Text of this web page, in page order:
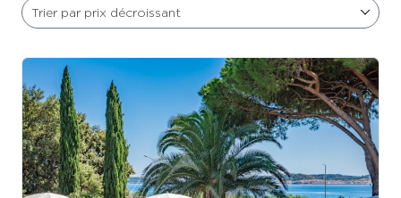
Trier par prix décroissant